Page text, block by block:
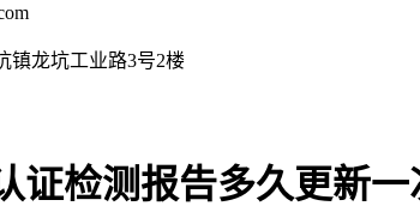
镇龙坑工业路3号2楼
证检测报告多久更新一